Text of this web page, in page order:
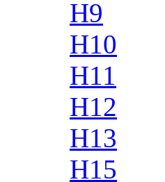
H9
H10
H11
H12
H13
H15